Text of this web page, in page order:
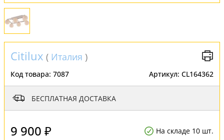
Установка
Отзывы
Citilux ( Италия )
Код товара: 7087 Артикул: CL164362
БЕСПЛАТНАЯ ДОСТАВКА
9 900 ₽ На складе 10 шт.